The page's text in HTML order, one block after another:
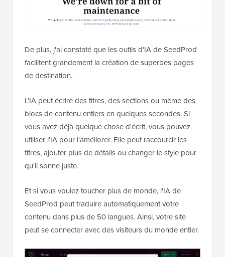
De plus, j'ai constaté que les outils d'IA de SeedProd
facilitent grandement la création de superbes pages
de destination.
L'IA peut écrire des titres, des sections ou même des
blocs de contenu entiers en quelques secondes. Si
vous avez déjà quelque chose d'écrit, vous pouvez
utiliser l'IA pour l'améliorer. Elle peut raccourcir les
titres, ajouter plus de détails ou changer le style pour
qu'il sonne juste.
Et si vous voulez toucher plus de monde, l'IA de
SeedProd peut traduire automatiquement votre
contenu dans plus de 50 langues. Ainsi, votre site
peut se connecter avec des visiteurs du monde entier.